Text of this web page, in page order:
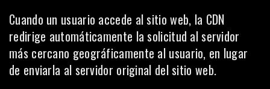
Cuando un usuario accede al sitio web, la CDN
redirige automáticamente la solicitud al servidor
más cercano geográficamente al usuario, en lugar
de enviarla al servidor original delsitio web.